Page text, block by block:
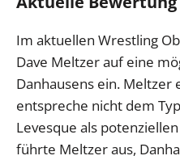
Im aktuellen Wrestling
Dave Meltzer auf eine
Danhausens ein. Meltzer
entspreche nicht dem
Levesque als
führte Meltzer aus,